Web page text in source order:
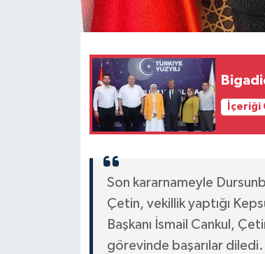
İçeriği
Son kararnameyle
Çetin, vekillik yaptığı
Başkanı İsmail Cankul,
görevinde başarılar diledi.